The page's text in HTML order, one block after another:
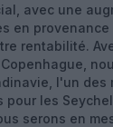
avec une
en
rentabilité.
l'un des
pour les
serons en